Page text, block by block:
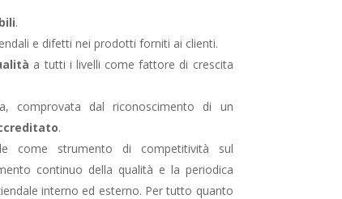
.
e difetti nei prodotti forniti ai clienti.
a tutti i livelli come fattore di crescita
comprovata dal riconoscimento di un
.
come strumento di competitività sul
continuo della qualità e la periodica
interno ed esterno. Per tutto quanto